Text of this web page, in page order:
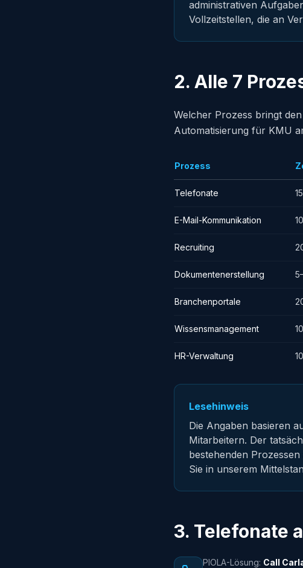
administrativen
Vollzeitstellen, die an
2. Alle 7
Welcher Prozess bringt
Automatisierung für KMU
Prozess
Telefonate
E-Mail-Kommunikation
Recruiting
Dokumentenerstellung
Branchenportale
Wissensmanagement
HR-Verwaltung
Lesehinweis
Die Angaben basieren
Mitarbeitern. Der
bestehenden
Sie in unserem
3. Telefonate
PIOLA-Lösung: Call